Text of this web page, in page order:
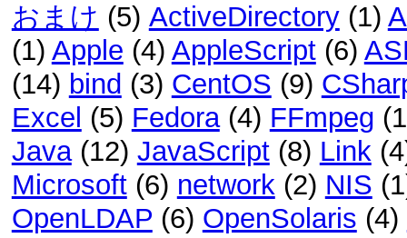
おまけ (5) ActiveDirectory(1)
(1) Apple (4) AppleScript(6)
(14) bind (3) CentOS (9)
Excel (5) Fedora(4) FFmpeg
Java(12) JavaScript(8) Link
Microsoft(6) network(2) NIS
OpenLDAP (6) OpenSolaris (4)